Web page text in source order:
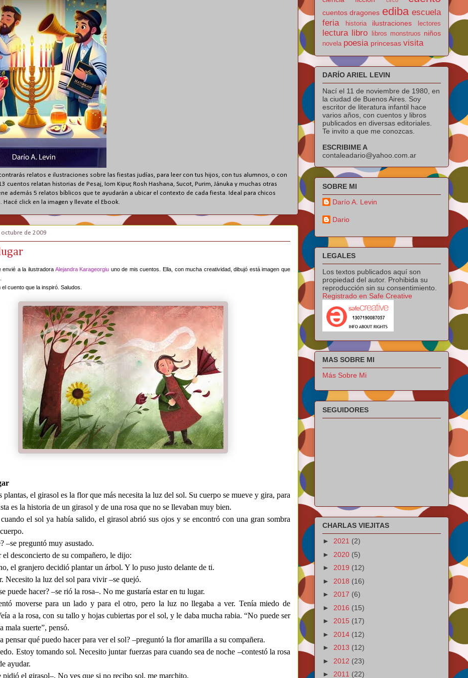
relatos e ilustraciones sobre las fiestas judías, para leer con tus hijos, con tus alumnos, o con
cuentos relatan historias de Pesaj, Iom Kipur, Rosh Hashana, Sucot, Purim, Jánuka y muchas otras
además 5 relatos bíblicos que te ayudarán a ubicar el contexto de cada fiesta. Ideal para chicos
Hacé click en la imagen y llevate el Ebook.
de 2009
envié a la ilustradora Alejandra Karageorgiu uno de mis cuentos. Ella, con mucha creatividad, dibujó está imagen que
cuento que la inspiró. Saludos.
plantas, el girasol es la flor que más necesita la luz del sol. Su cuerpo se mueve y gira, para
es la historia de un girasol y de una rosa que no se llevaban muy bien.
el sol ya había salido, el girasol abrió sus ojos y se encontró con una gran sombra
–se preguntó muy asustado.
el desconcierto de su compañero, le dijo:
el granjero decidió plantar un árbol. Y lo puso justo delante de ti.
Necesito la luz del sol para vivir –se quejó.
puede hacer? –se rió la rosa–. No me gustaría estar en tu lugar.
moverse para un lado y para el otro, pero la luz no llegaba a ver. Tenía miedo de
a la rosa, con su tallo y hojas cubiertas por el sol, y le daba mucha rabia. “No puede ser
mala suerte”, pensó.
pensar qué puedo hacer para ver el sol? –preguntó la flor amarilla a su compañera.
Estoy tomando sol. Necesito juntar fuerzas para cuando sea de noche –contestó la rosa
ayudar.
pidió el girasol–. No ves que si no recibo sol, me marchito.
cuentos dragones ediba escuela
feria
historia ilustraciones lectores
lectura libro libros monstruos niños
novela poesia princesas visita
DARÍO ARIEL LEVIN
Nací el 11 de noviembre de 1980, en
la ciudad de Buenos Aires. Soy
escritor de literatura infantil hace
varios años, con cuentos y libros
publicados en diversas editoriales.
Te invito a que me conozcas.
ESCRIBIME A
contaleadario@yahoo.com.ar
SOBRE MI
Darío A. Levin
Dario
LEGALES
Los textos publicados aquí son
propiedad del autor. Prohibida su
reproducción sin su consentimiento.
Registrado en Safe Creative
MAS SOBRE MI
Más Sobre Mi
SEGUIDORES
CHARLAS VIEJITAS
► 2021 (2)
► 2020 (5)
► 2019 (12)
► 2018 (16)
► 2017 (6)
► 2016 (15)
► 2015 (17)
► 2014 (12)
► 2013 (12)
► 2012 (23)
► 2011 (22)